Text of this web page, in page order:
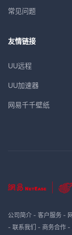
常见问题
友情链接
UU远程
UU加速器
网易千千壁纸
公司简介- 客户服务-
- 联系我们 - 商务合作-